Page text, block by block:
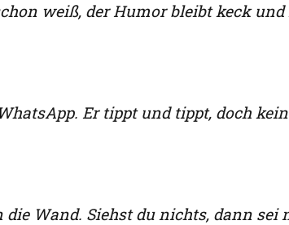
weiß, der Humor bleibt keck und
Er tippt und tippt, doch kein
Wand. Siehst du nichts, dann sei